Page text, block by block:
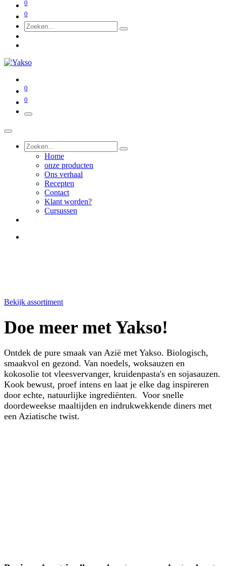
0
0
0
0
Home
onze producten
Ons verhaal
Recepten
Contact
Klant worden?
Cursussen
Bekijk assortiment
Doe meer met Yakso!
Ontdek de pure smaak van Azië met Yakso. Biologisch,
smaakvol en gezond. Van noedels, woksauzen en
kokosolie tot vleesvervanger, kruidenpasta's en sojasauzen.
Kook bewust, proef intens en laat je elke dag inspireren
door echte, natuurlijke ingrediënten. Voor snelle
doordeweekse maaltijden en indrukwekkende diners met
een Aziatische twist.